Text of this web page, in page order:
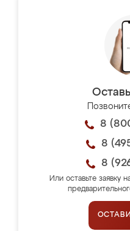
8
8
8
Или оставьте заявку